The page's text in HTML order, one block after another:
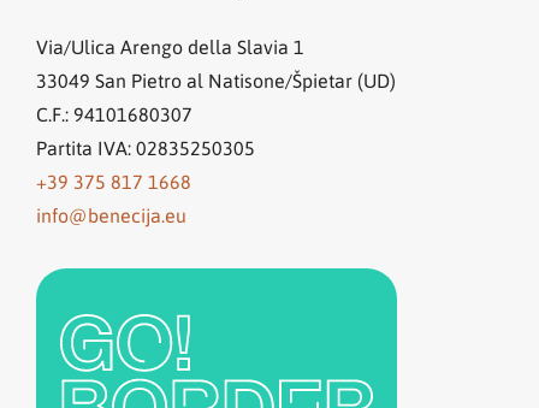
Via/Ulica Arengo della Slavia 1
33049 San Pietro al Natisone/Špietar (UD)
C.F.: 94101680307
Partita IVA: 02835250305
+39 375 817 1668
info@benecija.eu